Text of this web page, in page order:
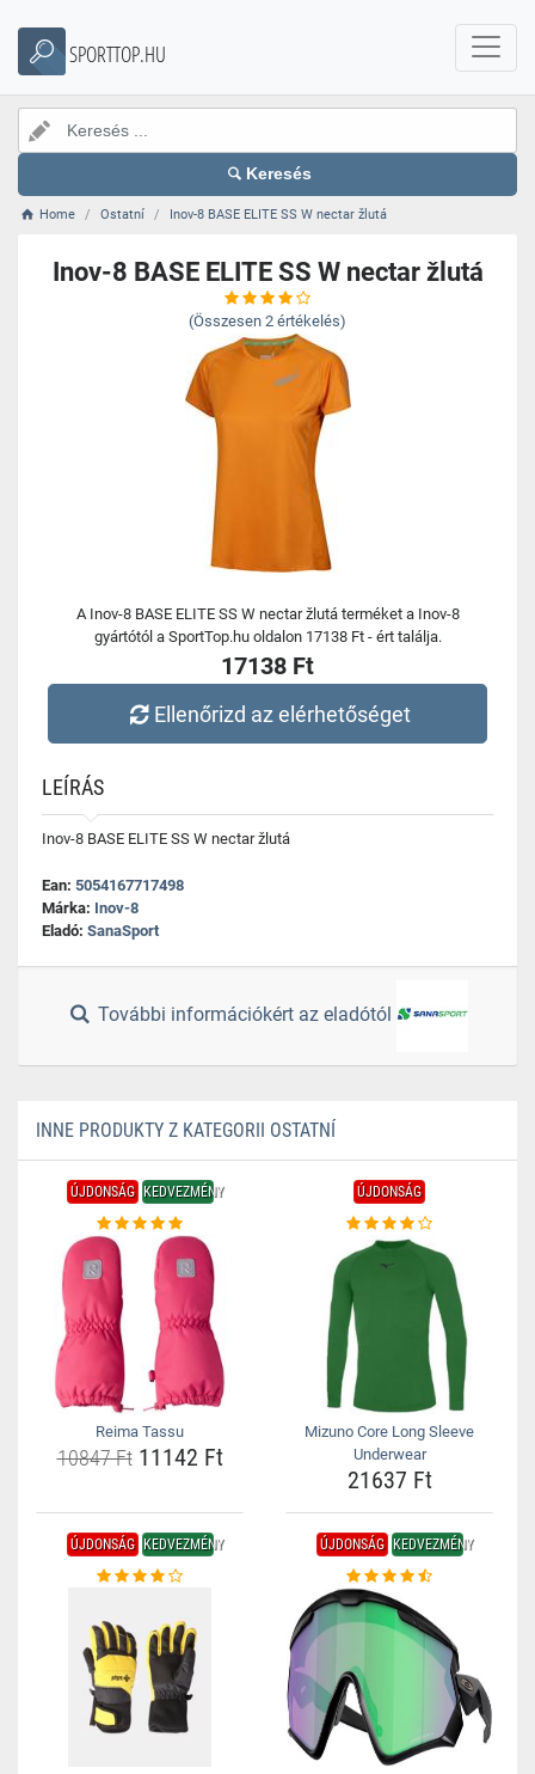
SPORTTOP.HU
Keresés
Home Ostatní Inov-8 BASE ELITE SS W nectar žlutá
Inov-8 BASE ELITE SS W nectar žlutá
(Összesen 2 értékelés)
A Inov-8 BASE ELITE SS W nectar žlutá terméket a Inov-8
gyártótól a SportTop.hu oldalon 17138 Ft - ért találja.
17138 Ft
Ellenőrizd az elérhetőséget
LEÍRÁS
Inov-8 BASE ELITE SS W nectar žlutá
Ean: 5054167717498
Márka: Inov-8
Eladó: SanaSport
További információkért az eladótól
INNE PRODUKTY Z KATEGORII OSTATNÍ
ÚJDONSÁG KEDVEZMÉNY
Reima Tassu
10847 Ft11142 Ft
ÚJDONSÁG
Mizuno Core Long Sleeve
Underwear
21637 Ft
ÚJDONSÁG KEDVEZMÉNY ÚJDONSÁG KEDVEZMÉNY